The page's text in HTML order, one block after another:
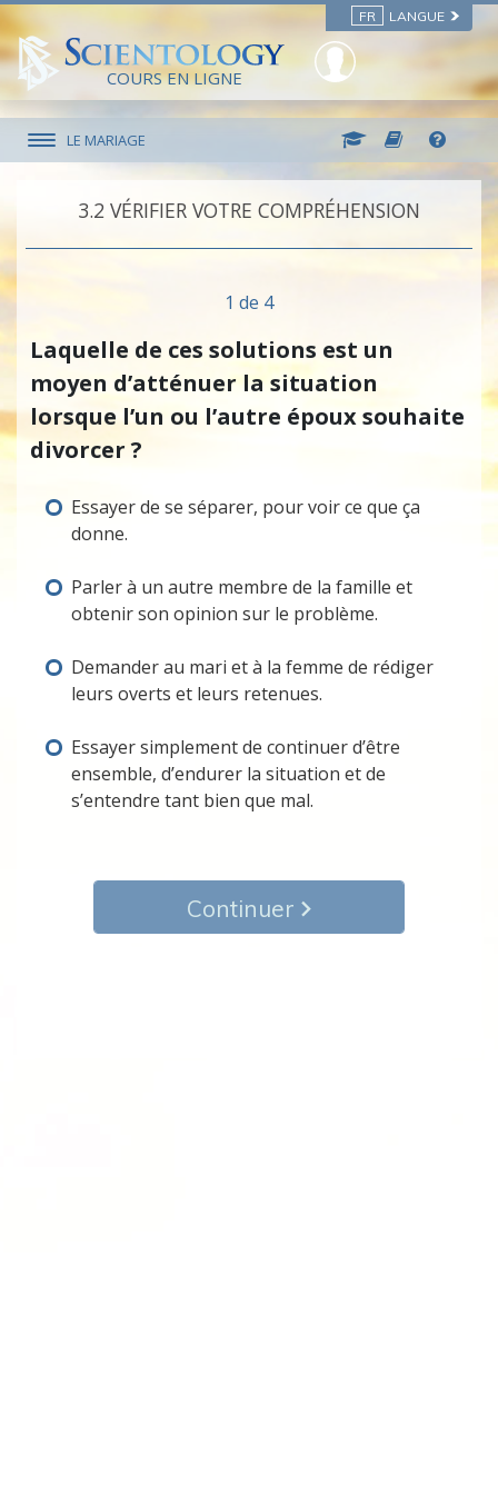
FR LANGUE
COURS EN LIGNE
LE MARIAGE
3.‎2 VÉRIFIER VOTRE COMPRÉHENSION
1 de 4
Laquelle de ces solutions est un
moyen d’atténuer la situation
lorsque l’un ou l’autre époux souhaite
divorcer ?
Essayer de se séparer, pour voir ce que ça
donne.
Parler à un autre membre de la famille et
obtenir son opinion sur le problème.
Demander au mari et à la femme de rédiger
leurs overts et leurs retenues.
Essayer simplement de continuer d’être
ensemble, d’endurer la situation et de
s’entendre tant bien que mal.
Continuer